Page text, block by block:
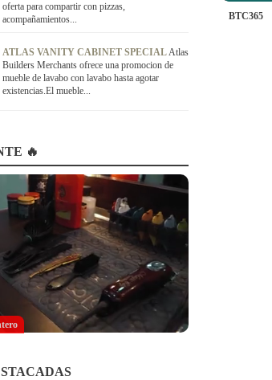
oferta para compartir con pizzas,
acompañamientos...
ATLAS VANITY CABINET SPECIALAtlas
Builders Merchants ofrece una promocion de
mueble de lavabo con lavabo hasta agotar
existencias.El mueble...
🔥
BTC365